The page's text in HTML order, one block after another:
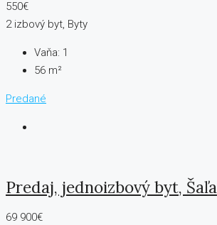
550€
2 izbový byt, Byty
Vaňa: 1
56 m²
Predané
Predaj, jednoizbový byt,
69 900€